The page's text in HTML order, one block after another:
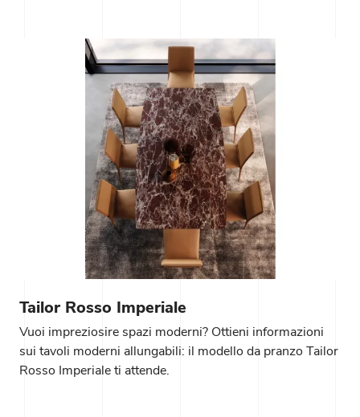
Tailor Rosso Imperiale
Vuoi impreziosire spazi moderni? Ottieni informazioni
sui tavoli moderni allungabili: il modello da pranzo Tailor
Rosso Imperiale ti attende.